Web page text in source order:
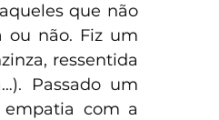
que não
ou não. Fiz um
ressentida
Passado um
com a